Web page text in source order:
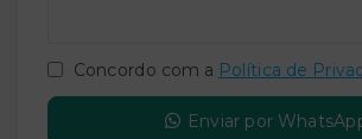
Concordo com a Política de
Enviar por